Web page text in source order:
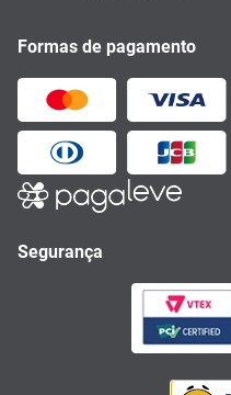
Formas de pagamento
Segurança